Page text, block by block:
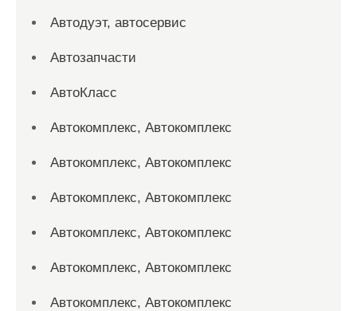
Автодуэт, автосервис
Автозапчасти
АвтоКласс
Автокомплекс, Автокомплекс
Автокомплекс, Автокомплекс
Автокомплекс, Автокомплекс
Автокомплекс, Автокомплекс
Автокомплекс, Автокомплекс
Автокомплекс, Автокомплекс